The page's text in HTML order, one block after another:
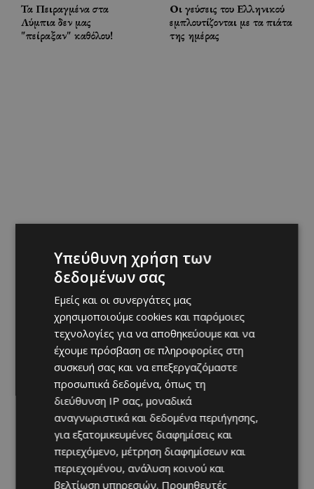
Τα Πειραγμένα στα
Λύμπια δεν μας
"πείραξαν" καθόλου!
Οι γεύσεις του Ελληνικού
εμπλουτίζονται με τα πιάτα
της ημέρας
Υπεύθυνη χρήση των
δεδομένων σας
Εμείς και οι συνεργάτες μας
χρησιμοποιούμε cookies και παρόμοιες
τεχνολογίες για να αποθηκεύουμε και να
έχουμε πρόσβαση σε πληροφορίες στη
συσκευή σας και να επεξεργαζόμαστε
προσωπικά δεδομένα, όπως τη
διεύθυνση IP σας, μοναδικά
αναγνωριστικά και δεδομένα περιήγησης,
για εξατομικευμένες διαφημίσεις και
περιεχόμενο, μέτρηση διαφημίσεων και
περιεχομένου, ανάλυση κοινού και
βελτίωση υπηρεσιών. Προμηθευτές